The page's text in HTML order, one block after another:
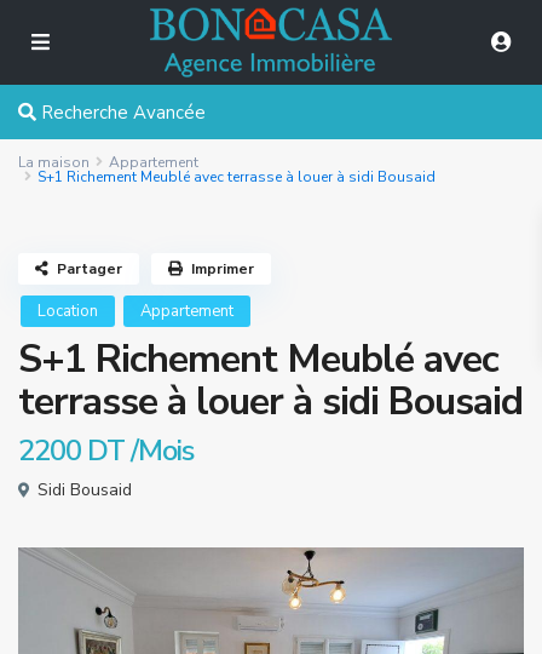
Recherche Avancée
La maison Appartement
S+1 Richement Meublé avec terrasse à louer à sidi Bousaid
Location Appartement
S+1 Richement Meublé avec
terrasse à louer à sidi Bousaid
2200 DT/Mois
Sidi Bousaid
Partager Imprimer